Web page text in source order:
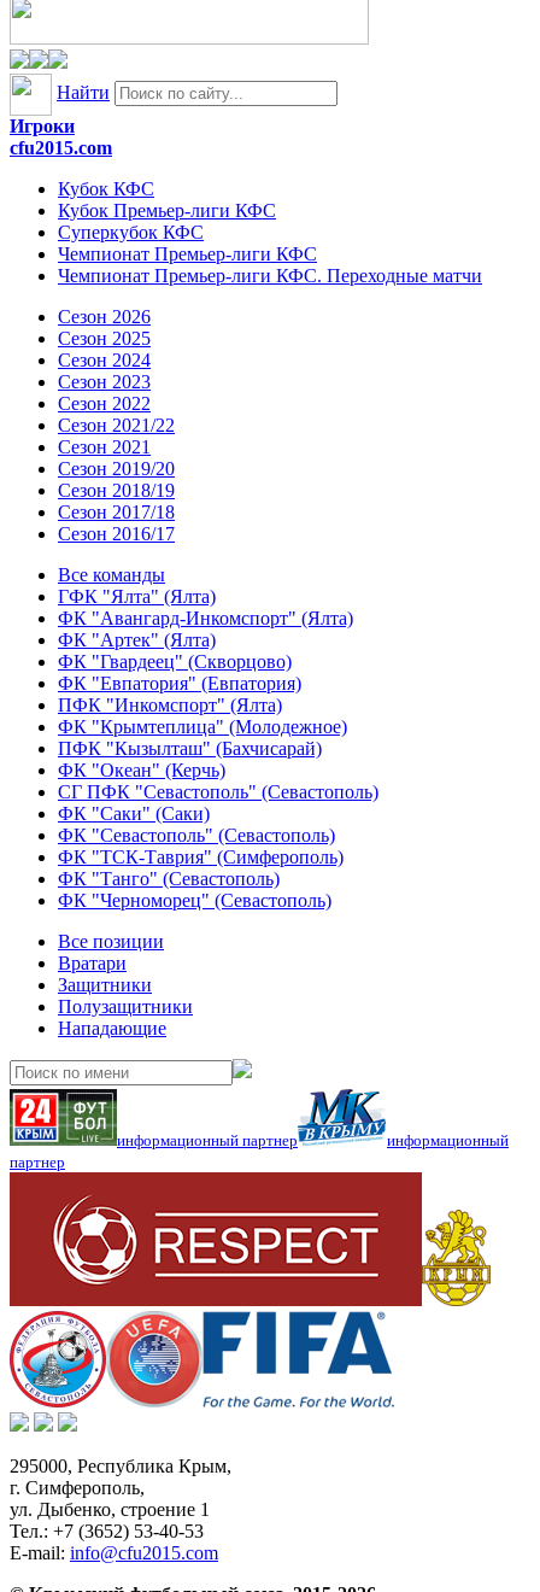
Найти
Игроки
cfu2015.com
Кубок КФС
Кубок Премьер-лиги КФС
Суперкубок КФС
Чемпионат Премьер-лиги КФС
Чемпионат Премьер-лиги КФС. Переходные матчи
Сезон 2026
Сезон 2025
Сезон 2024
Сезон 2023
Сезон 2022
Сезон 2021/22
Сезон 2021
Сезон 2019/20
Сезон 2018/19
Сезон 2017/18
Сезон 2016/17
Все команды
ГФК "Ялта" (Ялта)
ФК "Авангард-Инкомспорт" (Ялта)
ФК "Артек" (Ялта)
ФК "Гвардеец" (Скворцово)
ФК "Евпатория" (Евпатория)
ПФК "Инкомспорт" (Ялта)
ФК "Крымтеплица" (Молодежное)
ПФК "Кызылташ" (Бахчисарай)
ФК "Океан" (Керчь)
СГ ПФК "Севастополь" (Севастополь)
ФК "Саки" (Саки)
ФК "Севастополь" (Севастополь)
ФК "ТСК-Таврия" (Симферополь)
ФК "Танго" (Севастополь)
ФК "Черноморец" (Севастополь)
Все позиции
Вратари
Защитники
Полузащитники
Нападающие
информационный партнер
информационный
партнер
295000, Республика Крым,
г. Симферополь,
ул. Дыбенко, строение 1
Тел.: +7 (3652) 53-40-53
E-mail: info@cfu2015.com